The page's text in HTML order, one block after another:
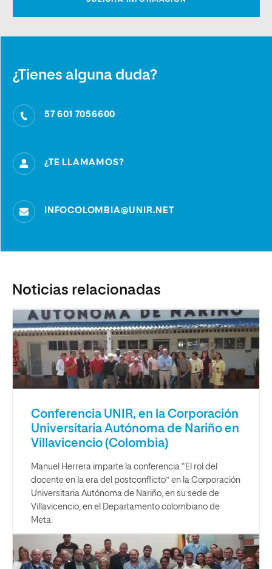
¿Tienes alguna duda?
57 601 7056600
¿TE LLAMAMOS?
INFOCOLOMBIA@UNIR.NET
Noticias relacionadas
Conferencia UNIR, en la Corporación
Universitaria Autónoma de Nariño en
Villavicencio (Colombia)
Manuel Herrera imparte la conferencia “El rol del
docente en la era del postconflicto” en la Corporación
Universitaria Autónoma de Nariño, en su sede de
Villavicencio, en el Departamento colombiano de
Meta.